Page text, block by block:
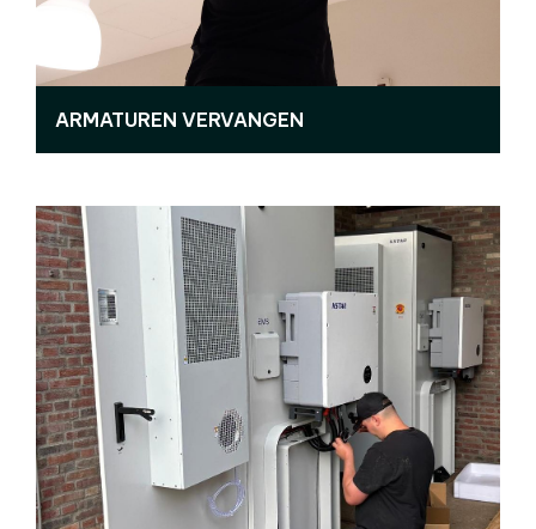
ARMATUREN VERVANGEN